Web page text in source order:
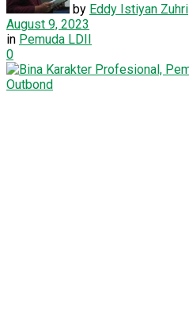
by Eddy Istiyan Zuhri
August 9, 2023
in Pemuda LDII
0